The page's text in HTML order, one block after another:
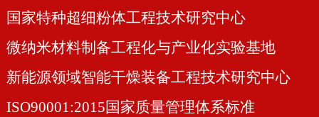
国家特种超细粉体工程技术研究中心
微纳米材料制备工程化与产业化实验基地
新能源领域智能干燥装备工程技术研究中心
ISO90001:2015国家质量管理体系标准